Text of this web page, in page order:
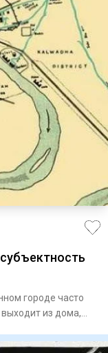
городе часто
выходит из дома,